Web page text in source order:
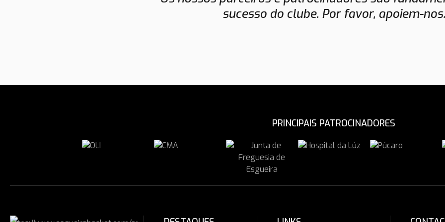
sucesso do clube. Por favor, apoiem-nos.
PRINCIPAIS PATROCINADORES